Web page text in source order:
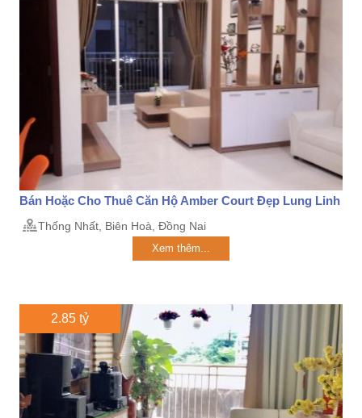
Bán Hoặc Cho Thuê Căn Hộ Amber Court Đẹp Lung Linh
Thống Nhất, Biên Hoà, Đồng Nai
Xem thêm...
2.85 tỷ